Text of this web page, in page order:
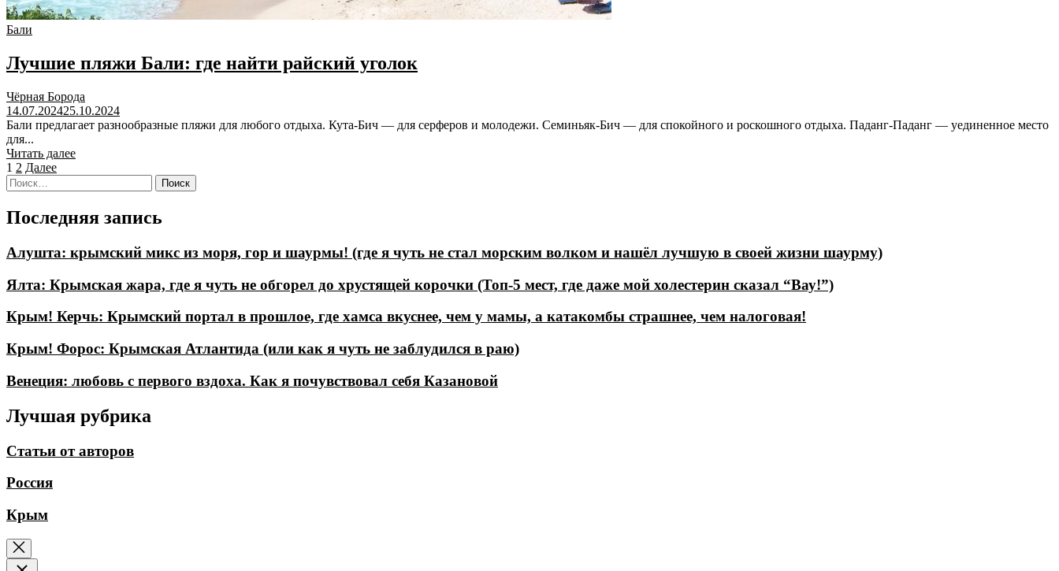
Бали
Лучшие пляжи Бали: где найти райский уголок
Чёрная Борода
14.07.202425.10.2024
Бали предлагает разнообразные пляжи для любого отдыха. Кута-Бич — для серферов и молодежи. Семиньяк-Бич — для спокойного и роскошного отдыха. Паданг-Паданг — уединенное место
для...
Читать далее
Пагинация
записей
1 2 Далее
Найти:
Последняя запись
Алушта: крымский микс из моря, гор и шаурмы! (где я чуть не стал морским волком и нашёл лучшую в своей жизни шаурму)
Ялта: Крымская жара, где я чуть не обгорел до хрустящей корочки (Топ-5 мест, где даже мой холестерин сказал “Вау!”)
Крым! Керчь: Крымский портал в прошлое, где хамса вкуснее, чем у мамы, а катакомбы страшнее, чем налоговая!
Крым! Форос: Крымская Атлантида (или как я чуть не заблудился в раю)
Венеция: любовь с первого вздоха. Как я почувствовал себя Казановой
Лучшая рубрика
Статьи от авторов
Россия
Крым